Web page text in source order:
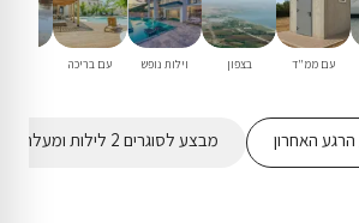
עם ממ"ד בצפון וילות נופש עם בריכה
האחרון מבצע לסוגרים 2 לילות ומעלה